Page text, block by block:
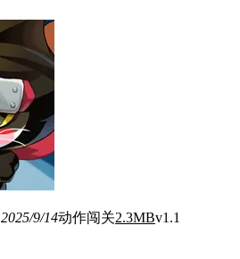
2025/9/14动作闯关2.3MBv1.1